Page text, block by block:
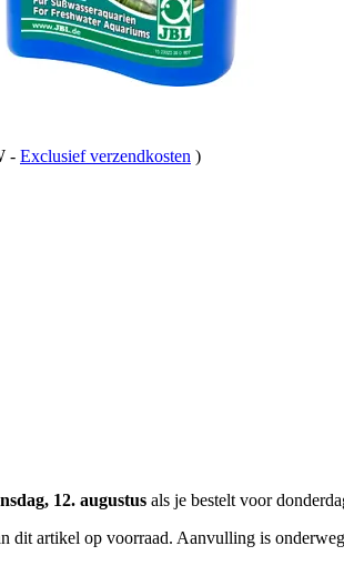
- Exclusief verzendkosten )
12. augustus als je bestelt voor
dit artikel op voorraad. Aanvulling is